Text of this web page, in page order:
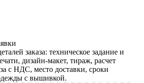
заказа: техническое задание и
дизайн-макет, тираж, расчет
с НДС, место доставки, сроки
с вышивкой.